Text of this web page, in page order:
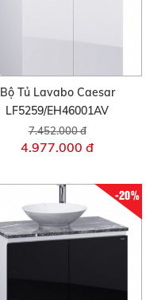
Bộ Tủ Lavabo Caesar
LF5259/EH46001AV
7.452.000 đ
4.977.000 đ
-20%